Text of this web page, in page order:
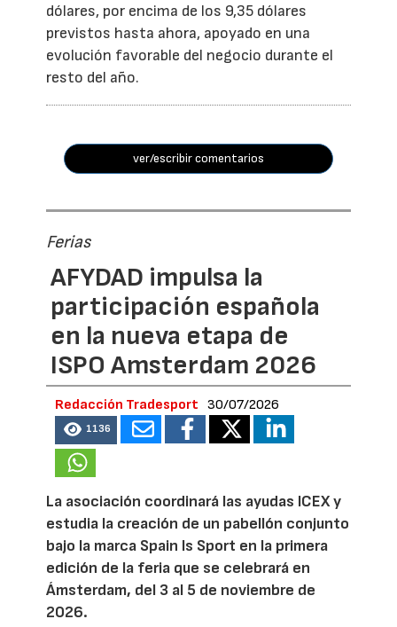
dólares, por encima de los 9,35 dólares
previstos hasta ahora, apoyado en una
evolución favorable del negocio durante el
resto del año.
ver/escribir comentarios
Ferias
AFYDAD impulsa la
participación española
en la nueva etapa de
ISPO Amsterdam 2026
Redacción Tradesport 30/07/2026
1136
La asociación coordinará las ayudas ICEX y
estudia la creación de un pabellón conjunto
bajo la marca Spain Is Sport en la primera
edición de la feria que se celebrará en
Ámsterdam, del 3 al 5 de noviembre de
2026.